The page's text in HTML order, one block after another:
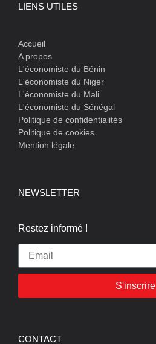
LIENS UTILES
Accueil
A propos
L'économiste du Bénin
L'économiste du Niger
L'économiste du Mali
L'économiste du Sénégal
Politique de confidentialités
Politique de cookies
Mention légale
NEWSLETTER
Restez informé !
S'inscrire
CONTACT